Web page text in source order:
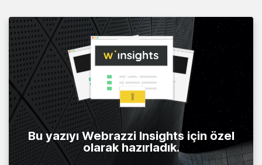
Bu yazıyı Webrazzi Insights için özel
olarak hazırladık.